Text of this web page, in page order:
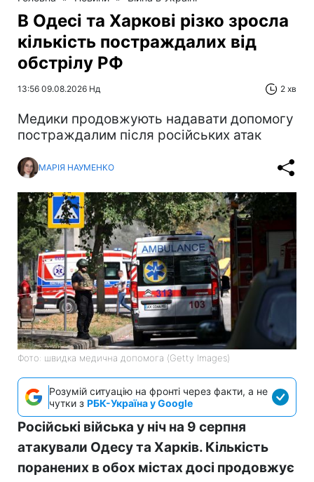
В Одесі та Харкові різко зросла
кількість постраждалих від
обстрілу РФ
13:56 09.08.2026 Нд 2 хв
Медики продовжують надавати допомогу
постраждалим після російських атак
МАРІЯ НАУМЕНКО
Фото: швидка медична допомога (Getty Images)
Розумій ситуацію на фронті через факти, а не
чутки з РБК-Україна у Google
Російські війська у ніч на 9 серпня
атакували Одесу та Харків. Кількість
поранених в обох містах досі продовжує